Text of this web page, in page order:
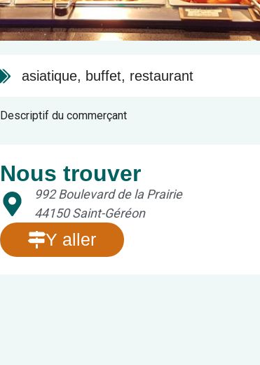
asiatique, buffet, restaurant
Descriptif du commerçant
Nous trouver
992 Boulevard de la Prairie
44150 Saint-Géréon
Y aller